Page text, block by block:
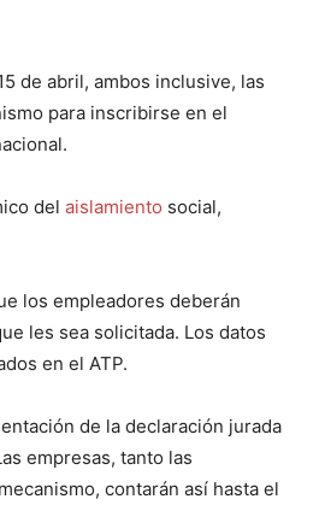
de abril, ambos inclusive, las
para inscribirse en el
del aislamiento social,
los empleadores deberán
les sea solicitada. Los datos
en el ATP.
de la declaración jurada
empresas, tanto las
contarán así hasta el